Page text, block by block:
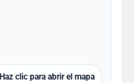
Haz clic para abrir el mapa